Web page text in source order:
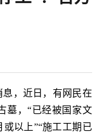
息，近日，有网民在
墓，“已经被国家文
以上”“施工工期已